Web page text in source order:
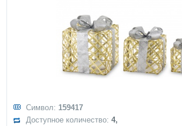
Символ: 159417
Доступное количество:4,